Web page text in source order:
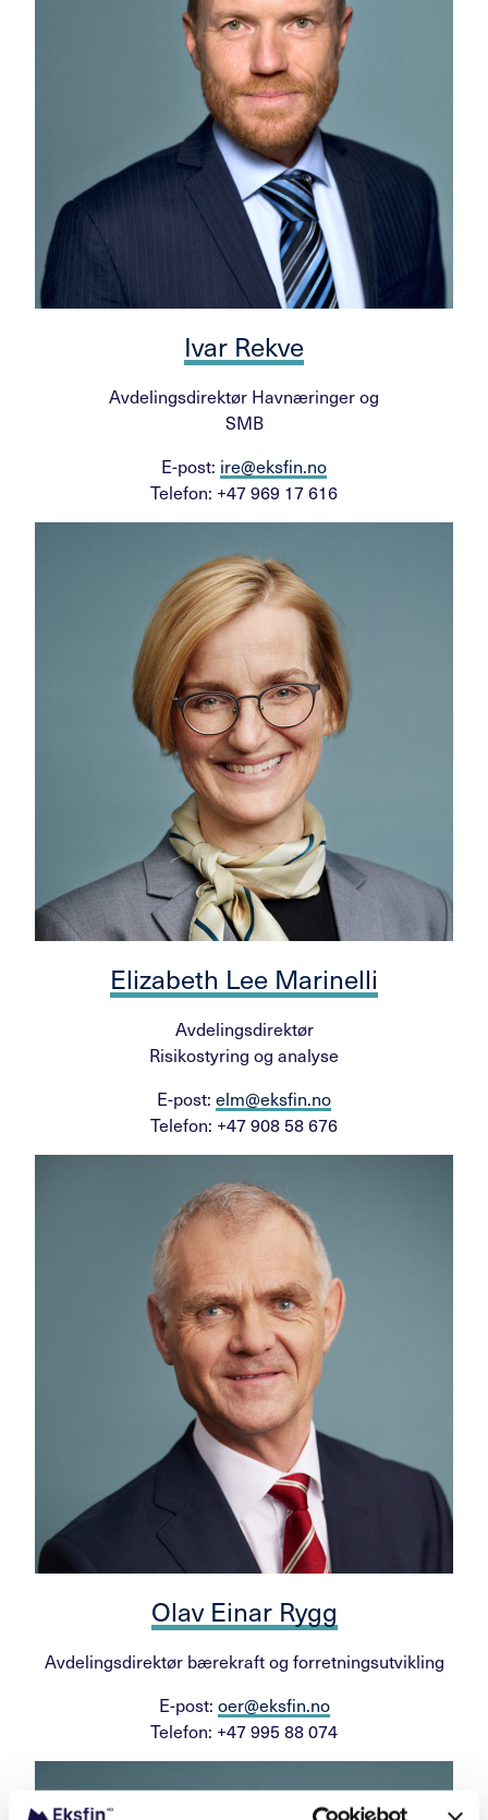
Ivar Rekve
Avdelingsdirektør Havnæringer og
SMB
E-post: ire@eksfin.no
Telefon: +47 969 17 616
Elizabeth Lee Marinelli
Avdelingsdirektør
Risikostyring og analyse
E-post: elm@eksfin.no
Telefon: +47 908 58 676
Olav Einar Rygg
Avdelingsdirektør bærekraft og forretningsutvikling
E-post: oer@eksfin.no
Telefon: +47 995 88 074